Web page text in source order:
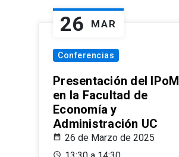
26 MAR
Conferencias
Presentación del IPoM
en la Facultad de
Economía y
Administración UC
26 de Marzo de 2025